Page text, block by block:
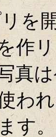
を
作
真
わ
す